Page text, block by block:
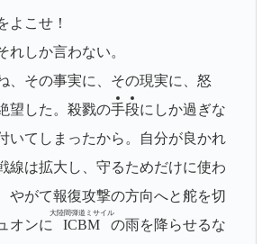
よこせ！
しか言わない。
、その事実に、その現実に、怒
望した。殺戮の手段にしか過ぎな
いてしまったから。自分が良かれ
線は拡大し、守るためだけに使わ
やがて報復攻撃の方向へと舵を切
オンに
ICBM
大陸間弾道ミサイル
の雨を降らせるな